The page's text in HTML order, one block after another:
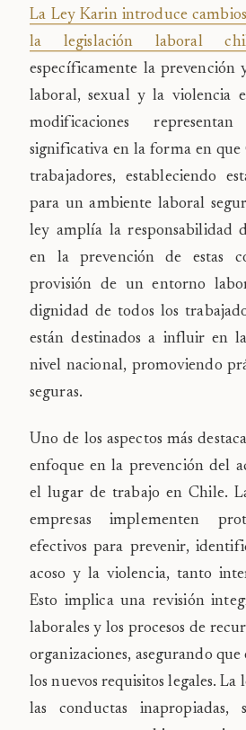
La Ley Karin introduce
la legislación laboral
específicamente la prevención
laboral, sexual y la violencia
modificaciones
significativa en la forma en que
trabajadores, estableciendo
para un ambiente laboral
ley amplía la responsabilidad
en la prevención de estas
provisión de un entorno
dignidad de todos los
están destinados a influir en
nivel nacional, promoviendo
seguras.
Uno de los aspectos más
enfoque en la prevención del
el lugar de trabajo en Chile.
empresas implementen
efectivos para prevenir,
acoso y la violencia, tanto
Esto implica una revisión
laborales y los procesos de
organizaciones, asegurando que
los nuevos requisitos legales. La
las conductas inapropiadas,